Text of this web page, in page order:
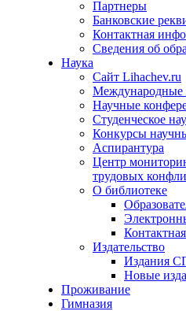
Партнеры
Банковские
Контактная
Сведения об
Наука
Сайт Lihachev.ru
Международные
Научные
Студенческое
Конкурсы
Аспирантура
Центр
трудовых
О библиотеке
Издательство
Издания
Новые
Проживание
Гимназия